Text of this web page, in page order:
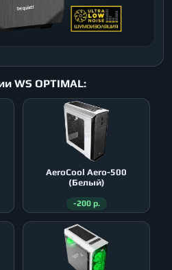
WS OPTIMAL:
AeroСool Aero-500
(Белый)
-200 р.